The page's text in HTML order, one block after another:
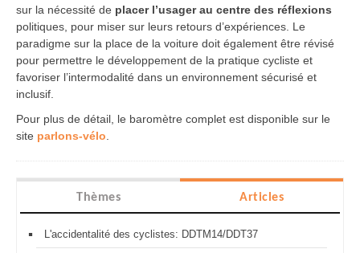
sur la nécessité de placer l’usager au centre des réflexions
politiques, pour miser sur leurs retours d’expériences. Le
paradigme sur la place de la voiture doit également être révisé
pour permettre le développement de la pratique cycliste et
favoriser l’intermodalité dans un environnement sécurisé et
inclusif.
Pour plus de détail, le baromètre complet est disponible sur le
site parlons-vélo
Thèmes Articles
L'accidentalité des cyclistes: DDTM14/DDT37